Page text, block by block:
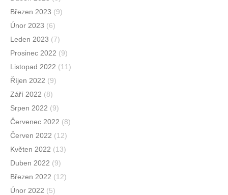
Březen 2023 (9)
Únor 2023 (6)
Leden 2023 (7)
Prosinec 2022 (9)
Listopad 2022 (11)
Říjen 2022 (9)
Září 2022 (8)
Srpen 2022 (9)
Červenec 2022 (8)
Červen 2022 (12)
Květen 2022 (13)
Duben 2022 (9)
Březen 2022 (12)
Únor 2022 (5)